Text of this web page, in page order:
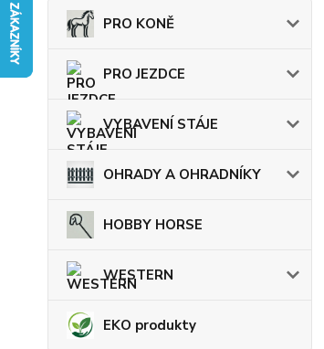
PRO KONĚ
PRO JEZDCE
VYBAVENÍ STÁJE
OHRADY A OHRADNÍKY
HOBBY HORSE
WESTERN
EKO produkty